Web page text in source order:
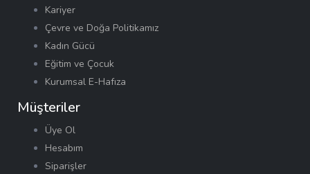
Kariyer
Çevre ve Doğa Politikamız
Kadın Gücü
Eğitim ve Çocuk
Kurumsal E-Hafıza
Müşteriler
Üye Ol
Hesabım
Siparişler